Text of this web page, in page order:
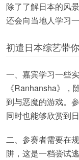
除了了解日本的风
还会向当地人学习
初遣日本综艺带
一、嘉宾学习一些
《Ranhansha》，
到与恶魔的游戏。
同时也能够欣赏到
二、参赛者需要在
阱，这是一档尝试